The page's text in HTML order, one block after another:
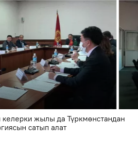
келерки жылы да Түркмөнстандан
сатып алат